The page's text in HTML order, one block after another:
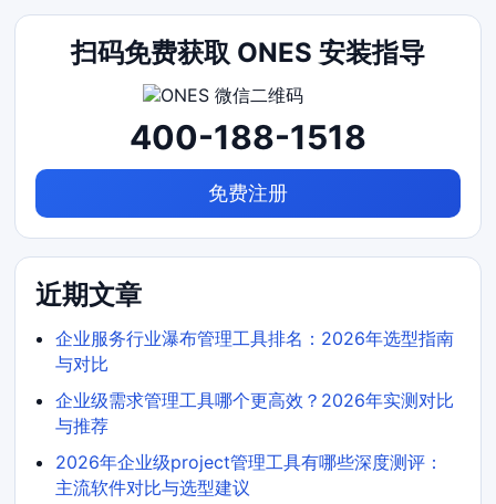
扫码免费获取 ONES 安装指导
400-188-1518
免费注册
近期文章
企业服务行业瀑布管理工具排名：2026年选型指南
与对比
企业级需求管理工具哪个更高效？2026年实测对比
与推荐
2026年企业级project管理工具有哪些深度测评：
主流软件对比与选型建议